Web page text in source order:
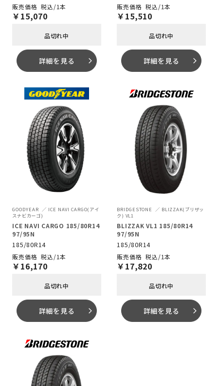
税込/1本
￥ 15,070
品切れ中
詳細を見る arrow_forward_ios
税込/1本
￥ 15,510
品切れ中
詳細を見る arrow_forward_ios
GOODYEAR
ICE NAVI CARGO(アイ
スナビカーゴ)
ICE NAVI CARGO 185/80R14
97/95N
185/80R14
税込/1本
￥ 16,170
品切れ中
詳細を見る arrow_forward_ios
BRIDGESTONE
BLIZZAK(ブリザッ
ク) VL1
BLIZZAK VL1 185/80R14
97/95N
185/80R14
税込/1本
￥ 17,820
品切れ中
詳細を見る arrow_forward_ios